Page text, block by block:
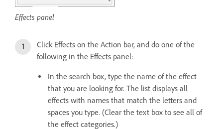
Effects panel
Click Effects on the Action bar, and do one of the
following in the Effects panel:
In the search box, type the name of the effect
that you are looking for. The list displays all
effects with names that match the letters and
spaces you type. (Clear the text box to see all of
the effect categories.)